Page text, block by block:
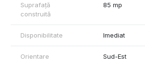
Suprafață
construită
85 mp
Disponibilitate Imediat
Orientare Sud-Est